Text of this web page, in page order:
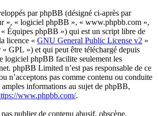
par phpBB (désigné ci-après par
», « logiciel phpBB », « www.phpbb.com »,
Équipes phpBB ») qui est un script libre de
licence « GNU General Public License v2 »
« GPL ») et qui peut être téléchargé depuis
logiciel phpBB facilite seulement les
phpBB Limited n’est pas responsable de ce
n’acceptons pas comme contenu ou conduite
informations au sujet de phpBB,
www.phpbb.com/.
publier de contenu abusif, obscène,